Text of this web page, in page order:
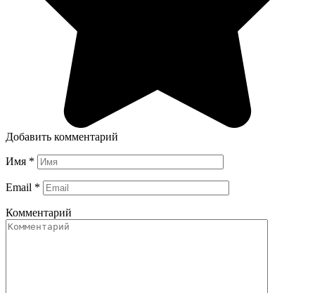
Добавить комментарий
Имя *
Email *
Комментарий